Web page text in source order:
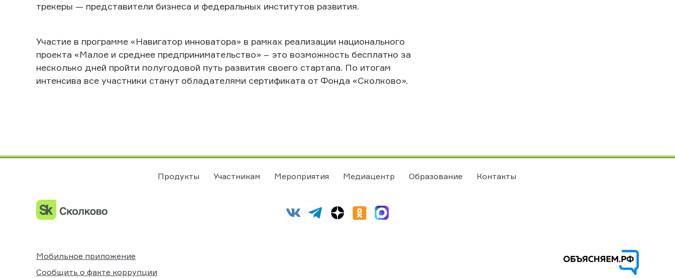
трекеры — представители бизнеса и федеральных институтов развития.
Участие в программе «Навигатор инноватора» в рамках реализации национального
проекта «Малое и среднее предпринимательство» – это возможность бесплатно за
несколько дней пройти полугодовой путь развития своего стартапа. По итогам
интенсива все участники станут обладателями сертификата от Фонда «Сколково».
Продукты Участникам Мероприятия Медиацентр Образование Контакты
Мобильное приложение
Сообщить о факте коррупции